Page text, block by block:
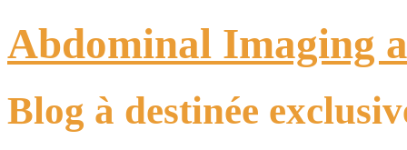
Abdominal Imaging
Blog à destinée